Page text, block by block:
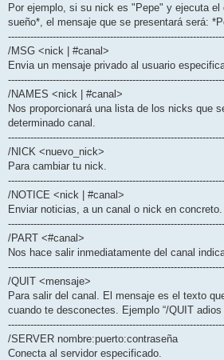
Por ejemplo, si su nick es "Pepe" y ejecuta el
sueño*, el mensaje que se presentará será:
/MSG <nick | #canal>
Envia un mensaje privado al usuario
/NAMES <nick | #canal>
Nos proporcionará una lista de los nicks que
determinado canal.
/NICK <nuevo_nick>
Para cambiar tu nick.
/NOTICE <nick | #canal>
Enviar noticias, a un canal o nick en concreto.
/PART <#canal>
Nos hace salir inmediatamente del canal
/QUIT <mensaje>
Para salir del canal. El mensaje es el texto
cuando te desconectes. Ejemplo “/QUIT adios
/SERVER nombre:puerto:contraseña
Conecta al servidor especificado.